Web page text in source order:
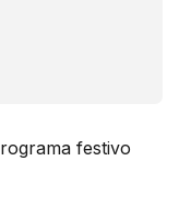
festivo